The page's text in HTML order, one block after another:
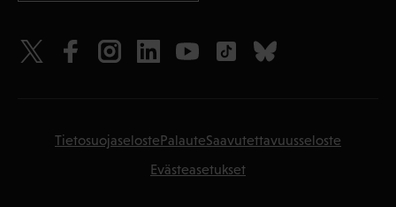
TietosuojaselostePalauteSaavutettavuusseloste
Evästeasetukset